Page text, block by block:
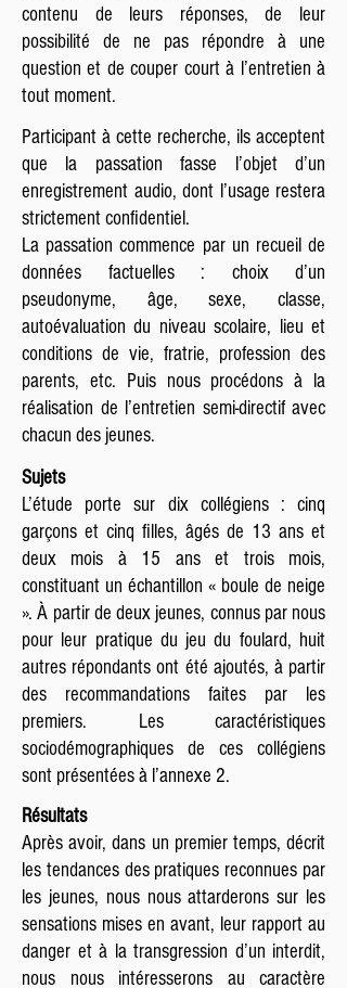
contenu de leurs réponses, de leur
possibilité de ne pas répondre à une
question et de couper court à l’entretien à
tout moment.
Participant à cette recherche, ils acceptent
que la passation fasse l’objet d’un
enregistrement audio, dont l’usage restera
strictement confidentiel.
La passation commence par un recueil de
données factuelles : choix d’un
pseudonyme, âge, sexe, classe,
autoévaluation du niveau scolaire, lieu et
conditions de vie, fratrie, profession des
parents, etc. Puis nous procédons à la
réalisation de l’entretien semi-directif avec
chacun des jeunes.
Sujets
L’étude porte sur dix collégiens : cinq
garçons et cinq filles, âgés de 13 ans et
deux mois à 15 ans et trois mois,
constituant un échantillon « boule de neige
». À partir de deux jeunes, connus par nous
pour leur pratique du jeu du foulard, huit
autres répondants ont été ajoutés, à partir
des recommandations faites par les
premiers. Les caractéristiques
sociodémographiques de ces collégiens
sont présentées à l’annexe 2.
Résultats
Après avoir, dans un premier temps, décrit
les tendances des pratiques reconnues par
les jeunes, nous nous attarderons sur les
sensations mises en avant, leur rapport au
danger et à la transgression d’un interdit,
nous nous intéresserons au caractère